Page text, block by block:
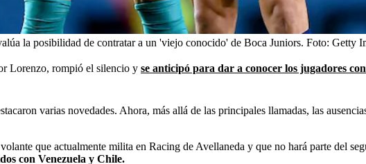
la posibilidad de contratar a un 'viejo conocido' de Boca Juniors. Foto: Getty
Lorenzo, rompió el silencio y se anticipó para dar a conocer los jugadores
varias novedades. Ahora, más allá de las principales llamadas, las
que actualmente milita en Racing de Avellaneda y que no hará parte del
con Venezuela y Chile.